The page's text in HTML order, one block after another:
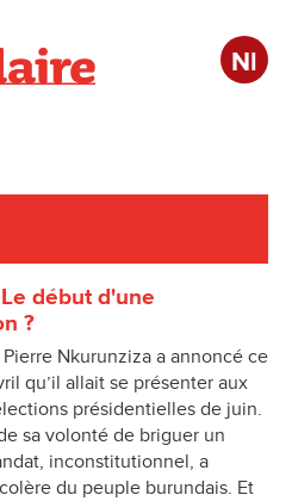
Nl
début d'une
?
Nkurunziza a annoncé ce
qu’il allait se présenter aux
présidentielles de juin.
sa volonté de briguer un
inconstitutionnel, a
du peuple burundais. Et